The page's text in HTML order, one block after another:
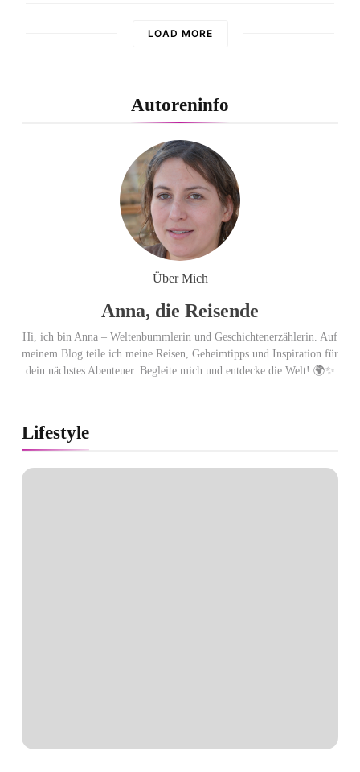
LOAD MORE
Autoreninfo
Über Mich
Anna, die Reisende
Hi, ich bin Anna – Weltenbummlerin und Geschichtenerzählerin. Auf
meinem Blog teile ich meine Reisen, Geheimtipps und Inspiration für
dein nächstes Abenteuer. Begleite mich und entdecke die Welt! 🌍✨
Lifestyle